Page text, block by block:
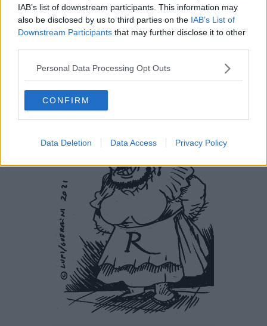
IAB’s list of downstream participants. This information may
also be disclosed by us to third parties on the IAB’s List of
Downstream Participants that may further disclose it to other
Personal Data Processing Opt Outs
CONFIRM
Data Deletion Data Access Privacy Policy